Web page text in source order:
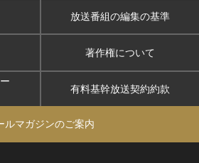
放送番組の編集の基準
著作権について
有料基幹放送契約約款
ルマガジンのご案内